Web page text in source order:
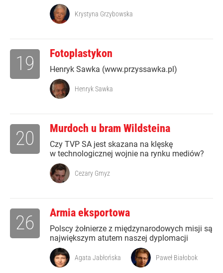
Krystyna Grzybowska
Fotoplastykon
Henryk Sawka (www.przyssawka.pl)
19
Henryk Sawka
Murdoch u bram Wildsteina
Czy TVP SA jest skazana na klęskę
w technologicznej wojnie na rynku mediów?
20
Cezary Gmyz
Armia eksportowa
Polscy żołnierze z międzynarodowych misji są
największym atutem naszej dyplomacji
26
Agata Jabłońska Paweł Białobok